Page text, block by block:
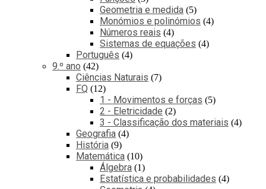
Geometria e medida 5
Monómios e polinómios 4
Números reais 4
Sistemas de equações 4
Português 4
9.º ano 42
Ciências Naturais 7
FQ 12
1 - Movimentos e forças 5
2 - Eletricidade 2
3 - Classificação dos materiais 4
Geografia 4
História 9
Matemática 10
Álgebra 1
Estatística e probabilidades 4